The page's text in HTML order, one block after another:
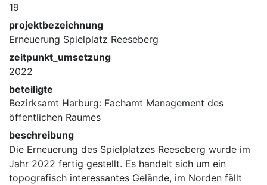
19
projektbezeichnung
Erneuerung Spielplatz Reeseberg
zeitpunkt_umsetzung
2022
beteiligte
Bezirksamt Harburg: Fachamt Management des
öffentlichen Raumes
beschreibung
Die Erneuerung des Spielplatzes Reeseberg wurde im
Jahr 2022 fertig gestellt. Es handelt sich um ein
topografisch interessantes Gelände, im Norden fällt